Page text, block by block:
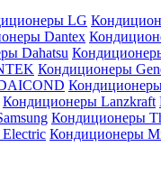
LG
Dantex
Dahatsu
Кондиционеры
Кондиционеры Lanzkraft
Кондиционеры
Кондиционеры